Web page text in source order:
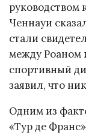
Ченнауи
стали
между Роаном
спортивный
заявил, что
Одним из
«Тур де